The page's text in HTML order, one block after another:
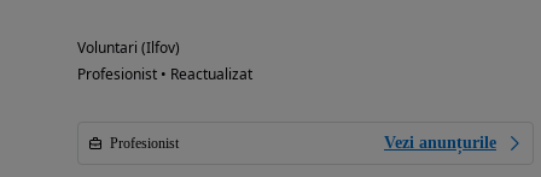
Voluntari (Ilfov)
Profesionist • Reactualizat
Profesionist Vezi anunțurile